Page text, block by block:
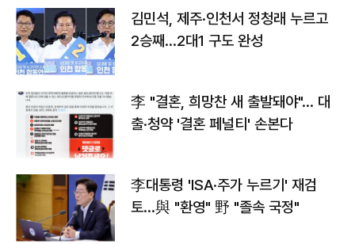
김민석, 제주·인천서 정청래 누르고
2승째…2대1 구도 완성
李 "결혼, 희망찬 새 출발돼야"… 대
출·청약 '결혼 페널티' 손본다
李대통령 'ISA·주가 누르기' 재검
토…與 "환영" 野 "졸속 국정"